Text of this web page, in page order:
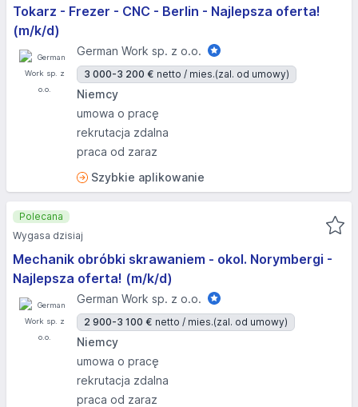
Tokarz - Frezer - CNC - Berlin - Najlepsza oferta!
(m/k/d)
German Work sp. z o.o.
3 000-3 200 € netto / mies.(zal. od umowy)
Niemcy
umowa o pracę
rekrutacja zdalna
praca od zaraz
Szybkie aplikowanie
Mechanik obróbki skrawaniem - okol. Norymbergi -
Najlepsza oferta! (m/k/d)
German Work sp. z o.o.
2 900-3 100 € netto / mies.(zal. od umowy)
Niemcy
umowa o pracę
rekrutacja zdalna
praca od zaraz
Polecana
Wygasa dzisiaj